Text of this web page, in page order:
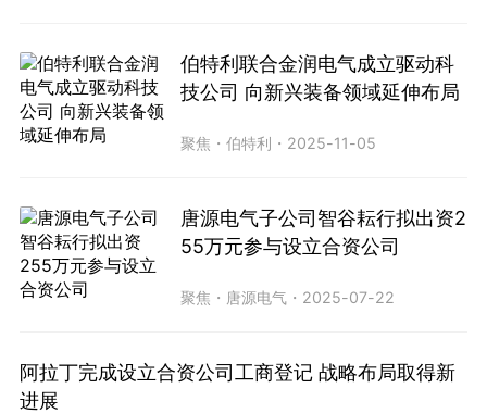
伯特利联合金润电气成立驱动科
技公司 向新兴装备领域延伸布局
聚焦 ・伯特利 ・ 2025-11-05
唐源电气子公司智谷耘行拟出资2
55万元参与设立合资公司
聚焦 ・ 唐源电气 ・ 2025-07-22
阿拉丁完成设立合资公司工商登记 战略布局取得新
进展